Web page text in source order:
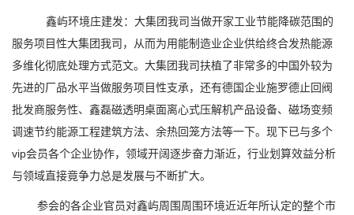
鑫屿环境庄建发：大集团我司当做开家工业节能降碳范围的
服务项目性大集团我司，从而为用能制造业企业供给终合发热能源
多维化彻底处理方式范文。大集团我司扶植了非常多的中国外较为
先进的厂品水平当做服务项目性支承，还有德国企业施罗德止回阀
批发商服务性、鑫磊磁透明桌面离心式压解机产品设备、磁场变频
调速节约能源工程建筑方法、余热回笼方法等一下。现下已与多个
vip会员各个企业协作，领域开阔逐步奋力渐近，行业划算效益分析
与领域直接竟争力总是发展与不断扩大。
参会的各企业官员对鑫屿周围周围环境近近年所认定的整个市